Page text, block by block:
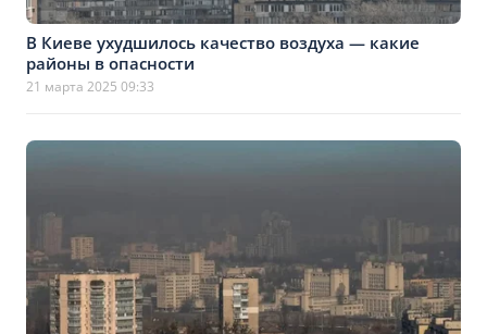
В Киеве ухудшилось качество воздуха — какие
районы в опасности
21 марта 2025 09:33